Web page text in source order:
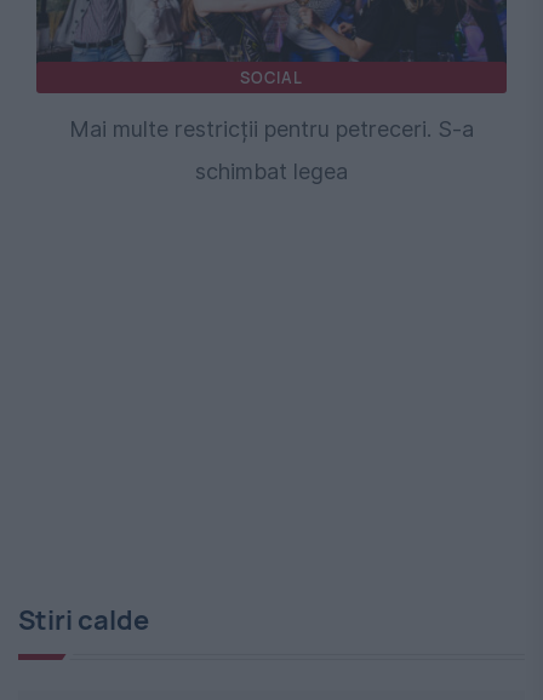
SOCIAL
Mai multe restricții pentru petreceri. S-a
schimbat legea
Stiri calde